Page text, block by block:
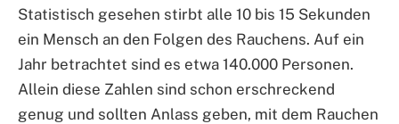
Statistisch gesehen stirbt alle 10 bis 15 Sekunden
ein Mensch an den Folgen des Rauchens. Auf ein
Jahr betrachtet sind es etwa 140.000 Personen.
Allein diese Zahlen sind schon erschreckend
genug und sollten Anlass geben, mit dem Rauchen